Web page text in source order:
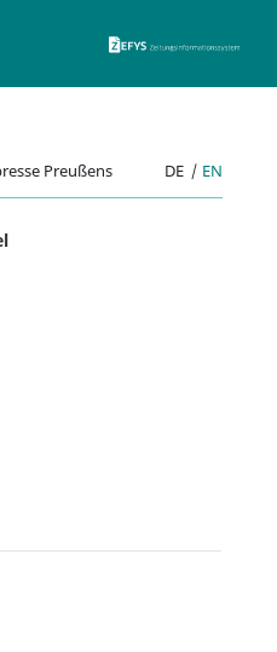
Preußens DE | EN